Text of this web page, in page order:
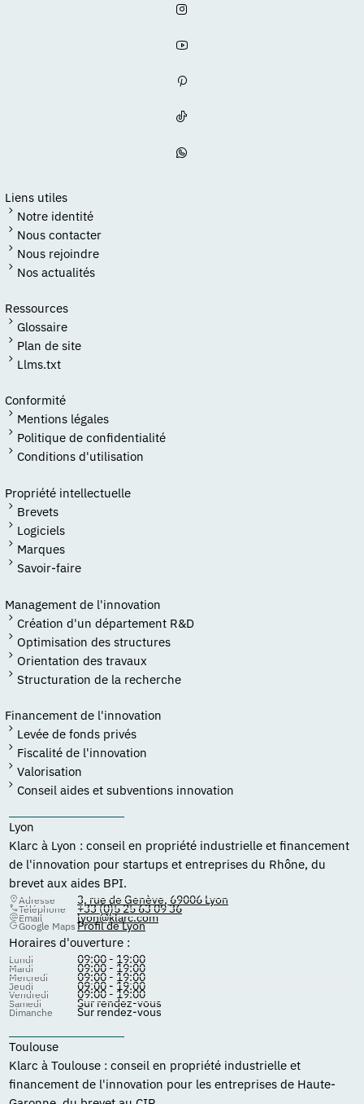
Liens utiles
Notre identité
Nous contacter
Nous rejoindre
Nos actualités
Ressources
Glossaire
Plan de site
Llms.txt
Conformité
Mentions légales
Politique de confidentialité
Conditions d'utilisation
Propriété intellectuelle
Brevets
Logiciels
Marques
Savoir-faire
Management de l'innovation
Création d'un département R&D
Optimisation des structures
Orientation des travaux
Structuration de la recherche
Financement de l'innovation
Levée de fonds privés
Fiscalité de l'innovation
Valorisation
Conseil aides et subventions innovation
Lyon
Klarc à Lyon : conseil en propriété industrielle et financement
de l'innovation pour startups et entreprises du Rhône, du
brevet aux aides BPI.
Adresse 3, rue de Genève, 69006 Lyon
Téléphone +33 (0)5 25 63 09 36
Email lyon@klarc.com
Google Maps Profil de Lyon
Horaires d'ouverture :
Lundi 09:00 - 19:00
Mardi 09:00 - 19:00
Mercredi 09:00 - 19:00
Jeudi 09:00 - 19:00
Vendredi 09:00 - 19:00
Samedi Sur rendez-vous
Dimanche Sur rendez-vous
Toulouse
Klarc à Toulouse : conseil en propriété industrielle et
financement de l'innovation pour les entreprises de Haute-